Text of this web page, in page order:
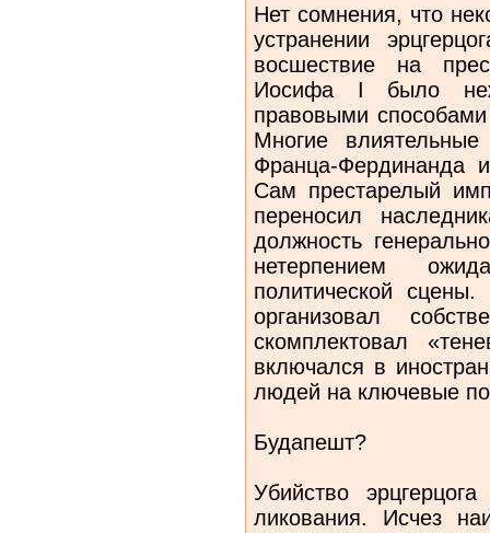
Нет сомнения, что
устранении
восшествие на
Иосифа I было
правовыми
Многие
Франца-Фердинанда
Сам престарелый
переносил
должность
нетерпением
политической
организовал
скомплектовал
включался в
людей на ключевые
Будапешт?
Убийство
ликования. Исчез